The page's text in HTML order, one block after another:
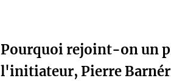
Pourquoi rejoint-on un
l'initiateur, Pierre